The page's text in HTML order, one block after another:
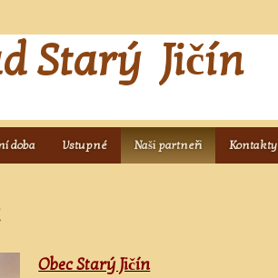
Obec Starý Jičín
Starý Jičín
doba Vstupné Naši partneři Kontakty